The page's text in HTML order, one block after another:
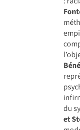
du
et